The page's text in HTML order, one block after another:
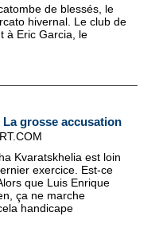
de blessés, le
hivernal. Le club de
à Eric Garcia, le
grosse accusation
Kvaratskhelia est loin
exercice. Est-ce
que Luis Enrique
ça ne marche
handicape